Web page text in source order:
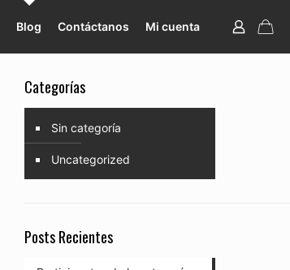
Blog Contáctanos Mi cuenta
Categorías
Sin categoría
Uncategorized
Posts Recientes